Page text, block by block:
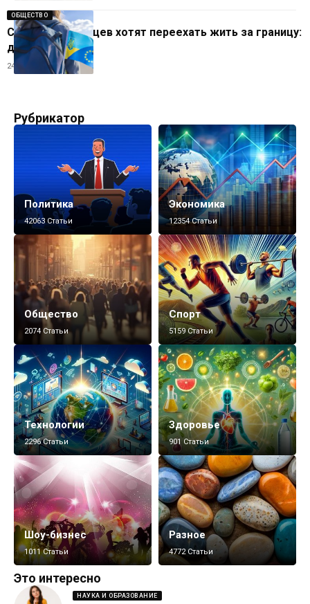
ОБЩЕСТВО
Сколько украинцев хотят переехать жить за границу:
данные опроса
24.09.2025
Рубрикатор
Политика
42063 Статьи
Экономика
12354 Статьи
Общество
2074 Статьи
Спорт
5159 Статьи
Технологии
2296 Статьи
Здоровье
901 Статьи
Шоу-бизнес
1011 Статьи
Разное
4772 Статьи
Это интересно
НАУКА И ОБРАЗОВАНИЕ